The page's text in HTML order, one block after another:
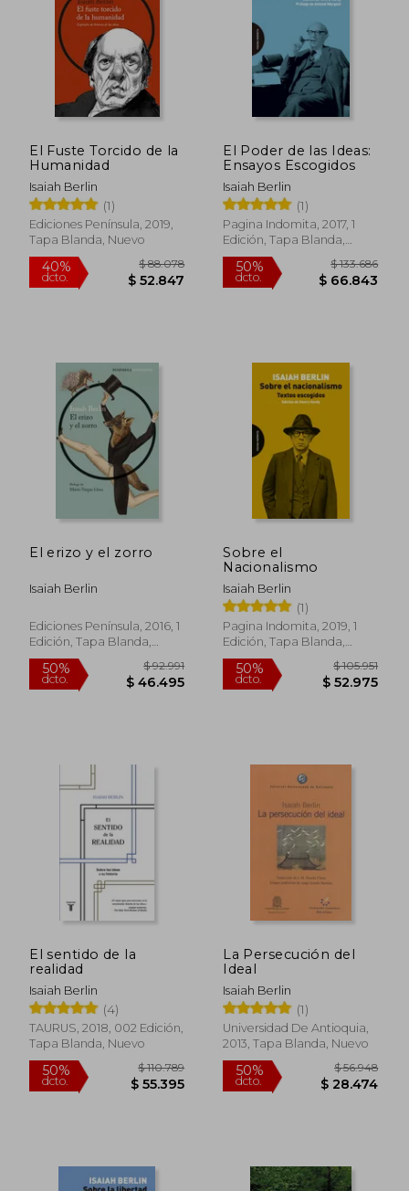
$ 47.986
50%
dcto.
El Fuste Torcido de la
Humanidad
Isaiah Berlin
(1)
Ediciones Península, 2019,
Tapa Blanda, Nuevo
40% $ 88.078
El Poder de las Ideas:
Ensayos Escogidos
Isaiah Berlin
(1)
Pagina Indomita, 2017, 1
Edición, Tapa Blanda,
Nuevo
50%
El erizo y el zorro
Isaiah Berlin
Ediciones Península, 2016, 1
Edición, Tapa Blanda,
Nuevo
50%
Sobre el
Nacionalismo
Isaiah Berlin
(1)
Pagina Indomita, 2019, 1
Edición, Tapa Blanda,
Nuevo
El sentido de la
realidad
Isaiah Berlin
(4)
TAURUS, 2018, 002 Edición,
Tapa Blanda, Nuevo
La Persecución del
Ideal
Isaiah Berlin
(1)
Universidad De Antioquia,
2013, Tapa Blanda, Nuevo